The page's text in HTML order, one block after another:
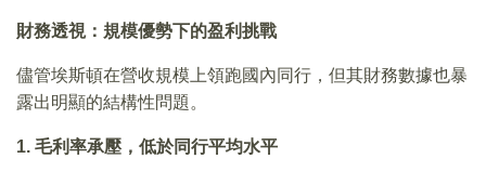
財務透視：規模優勢下的盈利挑戰
儘管埃斯頓在營收規模上領跑國內同行，但其財務數據也暴
露出明顯的結構性問題。
1. 毛利率承壓，低於同行平均水平